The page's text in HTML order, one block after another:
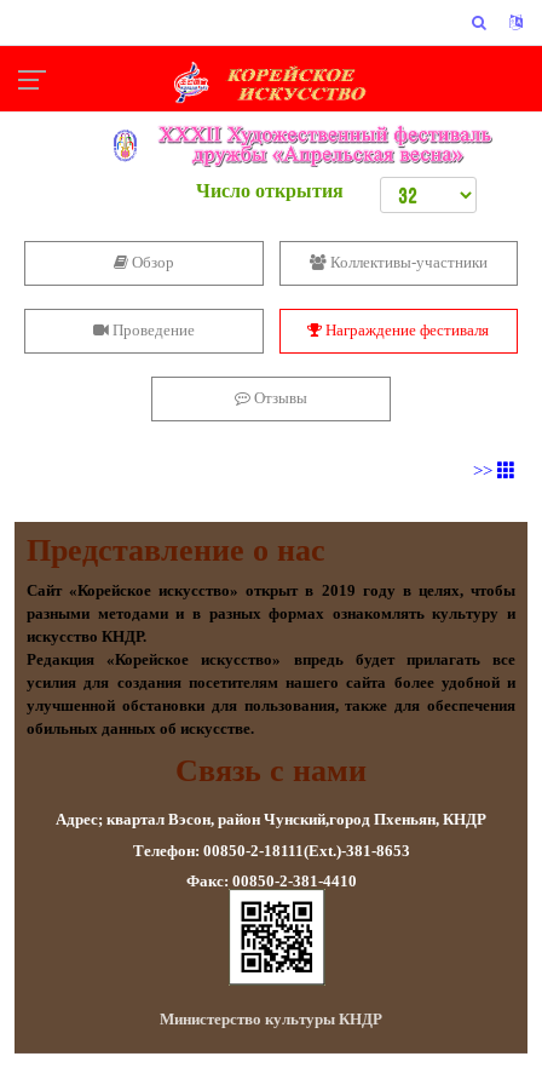
Число открытия
Обзор Коллективы-участники
Проведение Награждение фестиваля
Отзывы
>>
Представление о наc
Сайт «Корейское искусство» открыт в 2019 году в целях, чтобы
разными методами и в разных формах ознакомлять культуру и
искусство КНДР.
Редакция «Корейское искусство» впредь будет прилагать все
усилия для создания посетителям нашего сайта более удобной и
улучшенной обстановки для пользования, также для обеспечения
обильных данных об искусстве.
Связь с нами
Адрес; квартал Вэсон, район Чунский,город Пхеньян, КНДР
Телефон: 00850-2-18111(Ext.)-381-8653
Факс: 00850-2-381-4410
Министерство культуры КНДР